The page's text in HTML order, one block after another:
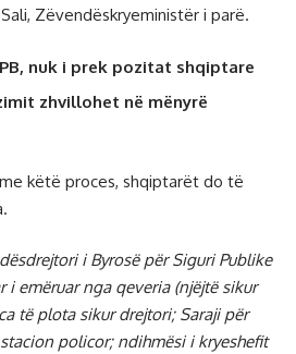
Zëvendëskryeministër i parë.
nuk i prek pozitat shqiptare
zhvillohet në mënyrë
këtë proces, shqiptarët do të
i Byrosë për Siguri Publike
i emëruar nga qeveria (njëjtë sikur
të plota sikur drejtori; Saraji për
policor; ndihmësi i kryeshefit